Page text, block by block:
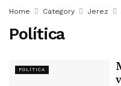
Home Category Jerez
Política
POLÍTICA